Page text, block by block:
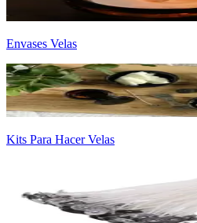
Envases Velas
Kits Para Hacer Velas